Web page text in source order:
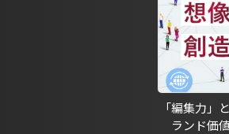
「編集力」
ランド価